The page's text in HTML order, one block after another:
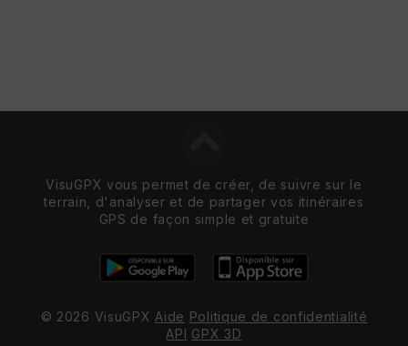
VisuGPX vous permet de créer, de suivre sur le
terrain, d'analyser et de partager vos itinéraires
GPS de façon simple et gratuite
© 2026 VisuGPX Aide Politique de confidentialité
API GPX 3D